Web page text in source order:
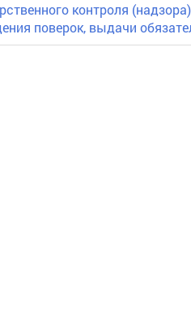
контроля
поверок, выдачи